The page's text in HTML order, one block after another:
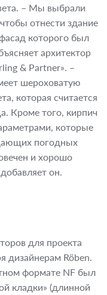
– Мы выбрали
отнести здание
которого был
архитектор
& Partner». –
шероховатую
которая считается
Кроме того, кирпич
которые
погодных
и хорошо
он.
для проекта
дизайнерам Röben.
формате NF был
кладки» (длинной